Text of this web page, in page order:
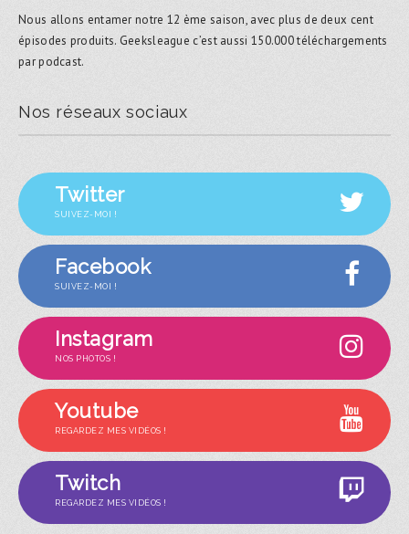
Nous allons entamer notre 12 ème saison, avec plus de deux cent
épisodes produits. Geeksleague c’est aussi 150.000 téléchargements
par podcast.
Nos réseaux sociaux
Twitter
SUIVEZ-MOI !
Facebook
SUIVEZ-MOI !
Instagram
NOS PHOTOS !
Youtube
REGARDEZ MES VIDÉOS !
Twitch
REGARDEZ MES VIDÉOS !